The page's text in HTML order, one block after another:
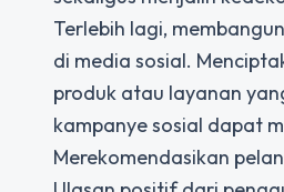
Terlebih lagi,
di media sosial.
produk atau layanan
kampanye sosial dapat
Merekomendasikan